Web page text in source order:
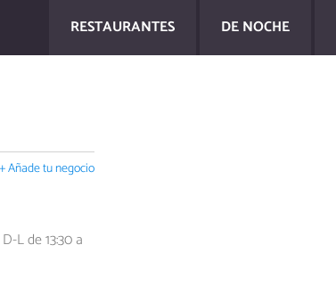
RESTAURANTES DE NOCHE
+ Añade tu negocio
L de 13:30 a